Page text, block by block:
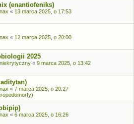
(enantiofeniks)
« 13 marca 2025, o 17:53
« 12 marca 2025, o 20:00
2025
« 9 marca 2025, o 13:42
« 7 marca 2025, o 20:27
« 6 marca 2025, o 16:26